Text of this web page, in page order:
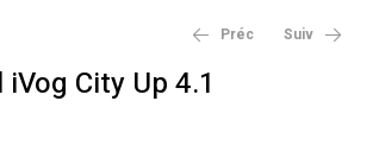
Préc Suiv
City Up 4.1